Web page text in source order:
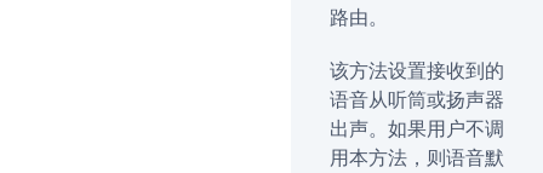
路由。
该方法设置接收到的
语音从听筒或扬声器
出声。如果用户不调
用本方法，则语音默